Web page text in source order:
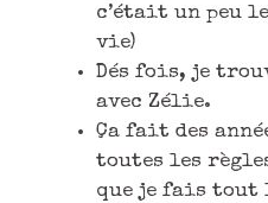
c’était un peu
vie)
Dés fois, je
avec Zélie.
Ça fait des
toutes les
que je fais